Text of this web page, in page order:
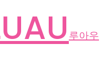
루아우